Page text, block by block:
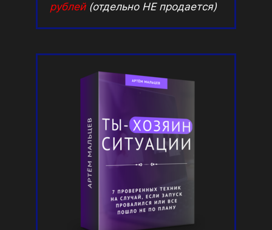
рублей (отдельно НЕ продается)